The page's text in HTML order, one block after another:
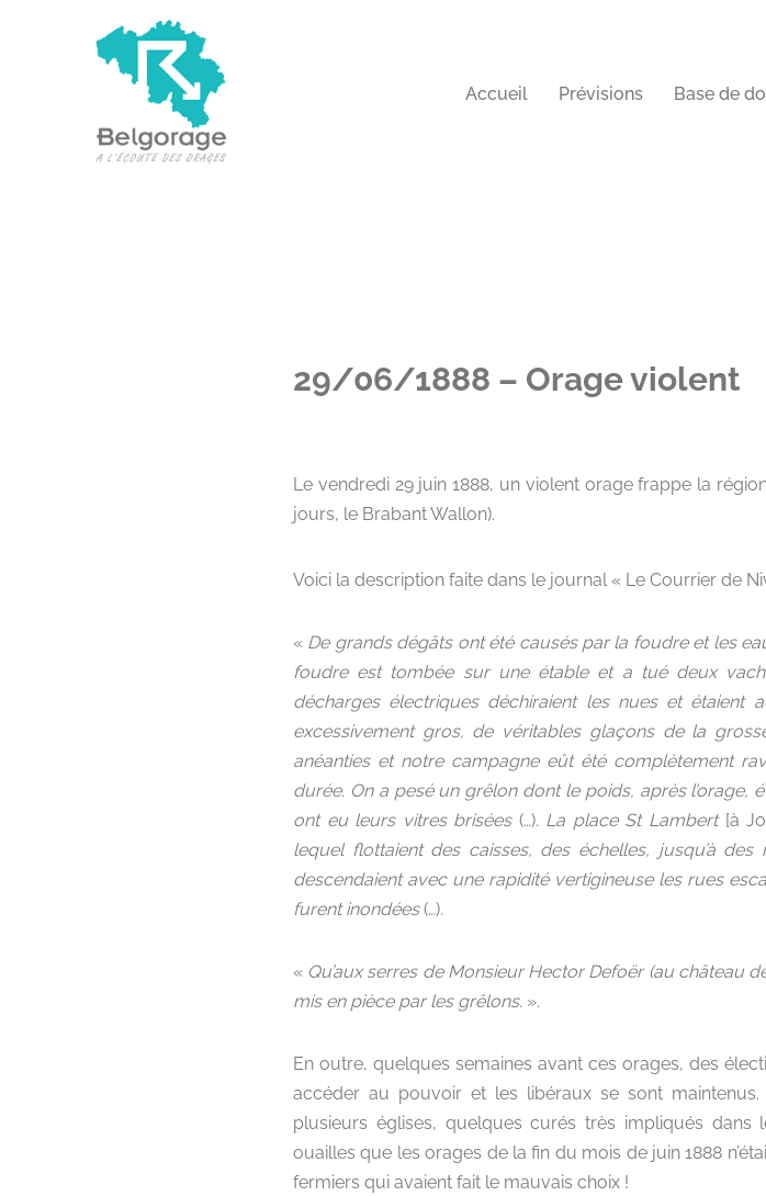
Accueil Prévisions Base de
29/06/1888 – Orage violent
Le vendredi 29 juin 1888, un violent orage frappe la
jours, le Brabant Wallon).
Voici la description faite dans le journal « Le Courrier de
« De grands dégâts ont été causés par la foudre et les
foudre est tombée sur une étable et a tué deux
décharges électriques déchiraient les nues et étaient
excessivement gros, de véritables glaçons de la
anéanties et notre campagne eût été complètement
durée. On a pesé un grêlon dont le poids, après
ont eu leurs vitres brisées (…). La place St Lambert[à
lequel flottaient des caisses, des échelles, jusqu’à
descendaient avec une rapidité vertigineuse les rues
furent inondées(…).
« Qu’aux serres de Monsieur Hector Defoër (au château
mis en pièce par les grêlons. ».
En outre, quelques semaines avant ces orages, des
accéder au pouvoir et les libéraux se sont
plusieurs églises, quelques curés très impliqués dans
ouailles que les orages de la fin du mois de juin 1888
fermiers qui avaient fait le mauvais choix !